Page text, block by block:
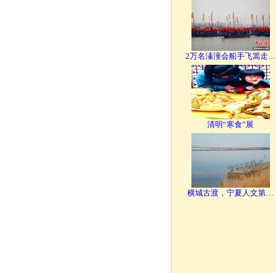
2万名溱潼会船手飞篙走…
清明“寒食”展
横城古渡，宁夏人文第…